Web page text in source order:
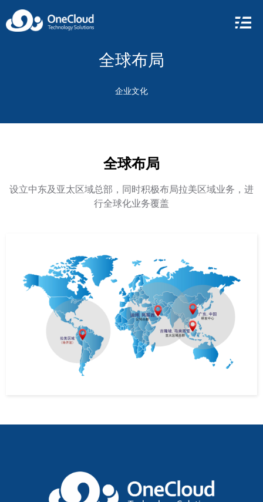
全球布局
企业文化
全球布局
设立中东及亚太区域总部，同时积极布局拉美区域业务，进
行全球化业务覆盖